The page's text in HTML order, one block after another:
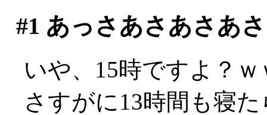
#1 あっさあさあさあ
いや、15時ですよ？ｗ
さすがに13時間も寝